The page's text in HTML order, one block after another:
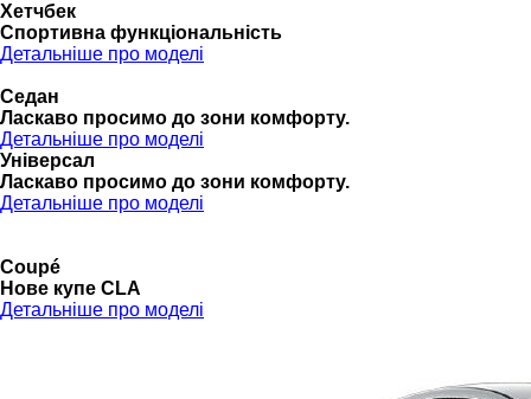
Хетчбек
Спортивна функціональність
Детальніше про моделі
Седан
Ласкаво просимо до зони комфорту.
Детальніше про моделі
Універсал
Ласкаво просимо до зони комфорту.
Детальніше про моделі
Coupé
Нове купе CLA
Детальніше про моделі